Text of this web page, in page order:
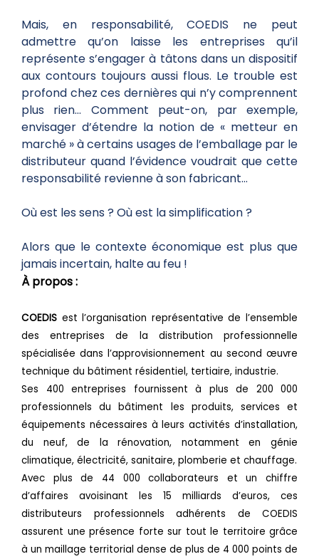
Mais, en responsabilité, COEDIS ne peut
admettre qu’on laisse les entreprises qu’il
représente s’engager à tâtons dans un dispositif
aux contours toujours aussi flous. Le trouble est
profond chez ces dernières qui n’y comprennent
plus rien… Comment peut-on, par exemple,
envisager d’étendre la notion de « metteur en
marché » à certains usages de l’emballage par le
distributeur quand l’évidence voudrait que cette
responsabilité revienne à son fabricant…
Où est les sens ? Où est la simplification ?
Alors que le contexte économique est plus que
jamais incertain, halte au feu !
À propos :
COEDIS est l’organisation représentative de l’ensemble
des entreprises de la distribution professionnelle
spécialisée dans l’approvisionnement au second œuvre
technique du bâtiment résidentiel, tertiaire, industrie.
Ses 400 entreprises fournissent à plus de 200 000
professionnels du bâtiment les produits, services et
équipements nécessaires à leurs activités d’installation,
du neuf, de la rénovation, notamment en génie
climatique, électricité, sanitaire, plomberie et chauffage.
Avec plus de 44 000 collaborateurs et un chiffre
d’affaires avoisinant les 15 milliards d’euros, ces
distributeurs professionnels adhérents de COEDIS
assurent une présence forte sur tout le territoire grâce
à un maillage territorial dense de plus de 4 000 points de